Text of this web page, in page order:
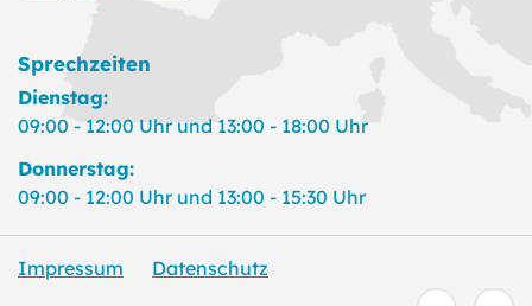
Sprechzeiten
Dienstag:
09:00 - 12:00 Uhr und 13:00 - 18:00 Uhr
Donnerstag:
09:00 - 12:00 Uhr und 13:00 - 15:30 Uhr
Impressum
Datenschutz